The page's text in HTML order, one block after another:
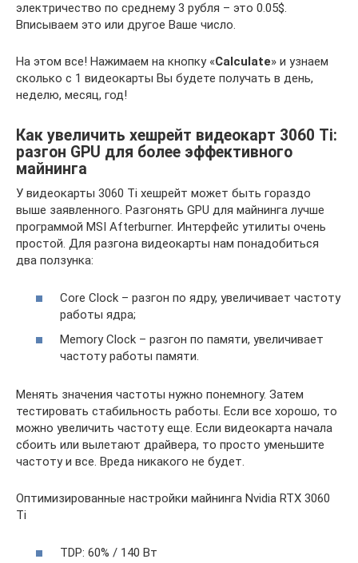
электричество по среднему 3 рубля – это 0.05$.
Вписываем это или другое Ваше число.
На этом все! Нажимаем на кнопку «Calculate» и узнаем
сколько с 1 видеокарты Вы будете получать в день,
неделю, месяц, год!
Как увеличить хешрейт видеокарт 3060 Ti:
разгон GPU для более эффективного
майнинга
У видеокарты 3060 Ti хешрейт может быть гораздо
выше заявленного. Разгонять GPU для майнинга лучше
программой MSI Afterburner. Интерфейс утилиты очень
простой. Для разгона видеокарты нам понадобиться
два ползунка:
Core Clock – разгон по ядру, увеличивает частоту
работы ядра;
Memory Clock – разгон по памяти, увеличивает
частоту работы памяти.
Менять значения частоты нужно понемногу. Затем
тестировать стабильность работы. Если все хорошо, то
можно увеличить частоту еще. Если видеокарта начала
сбоить или вылетают драйвера, то просто уменьшите
частоту и все. Вреда никакого не будет.
Оптимизированные настройки майнинга Nvidia RTX 3060
Ti
TDP: 60% / 140 Вт